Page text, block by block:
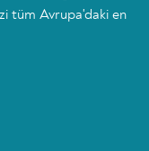
tüm Avrupa'daki en